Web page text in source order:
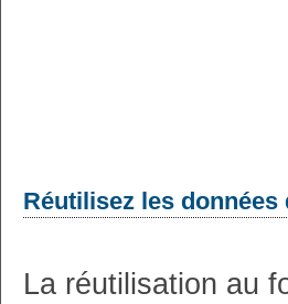
Réutilisez les données
La réutilisation au